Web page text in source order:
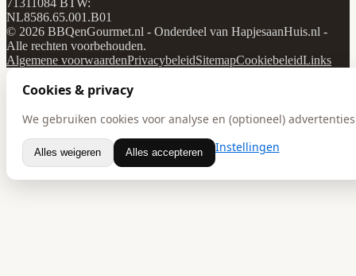
NL8586.65.001.B01
© 2026 BBQenGourmet.nl - Onderdeel van HapjesaanHuis.nl -
Alle rechten voorbehouden.
Algemene voorwaardenPrivacybeleidSitemapCookiebeleidLinks
Cookies & privacy
We gebruiken cookies voor analyse en (optioneel)
Alles weigeren Alles accepteren Instellingen